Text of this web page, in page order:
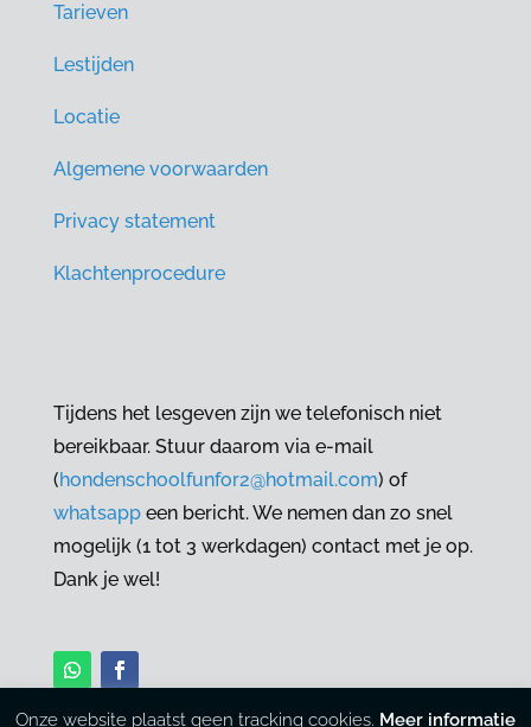
Tarieven
Lestijden
Locatie
Algemene voorwaarden
Privacy statement
Klachtenprocedure
Tijdens het lesgeven zijn we telefonisch niet
bereikbaar. Stuur daarom via e-mail
(hondenschoolfunfor2@hotmail.com) of
whatsappeen bericht. We nemen dan zo snel
mogelijk (1 tot 3 werkdagen) contact met je op.
Dank je wel!
Onze website plaatst geen tracking cookies. Meer informatie